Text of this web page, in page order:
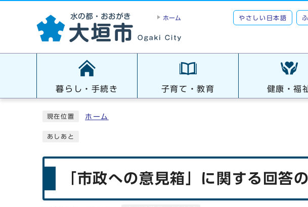
ホーム やさしい日本語
暮らし・手続き 子育て・教育 健康・福
現在位置 ホーム
あしあと
「市政への意見箱」に関する回答